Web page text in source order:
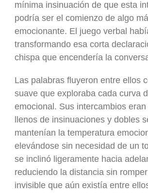
mínima insinuación de que esta
podría ser el comienzo de algo
emocionante. El juego verbal
transformando esa corta
chispa que encendería la
Las palabras fluyeron entre ellos
suave que exploraba cada curva
emocional. Sus intercambios eran
llenos de insinuaciones y dobles
mantenían la temperatura
elevándose sin necesidad de un
se inclinó ligeramente hacia
reduciendo la distancia sin
invisible que aún existía entre